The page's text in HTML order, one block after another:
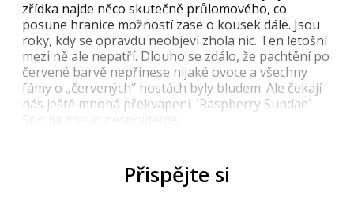
zřídka najde něco skutečně průlomového, co
posune hranice možností zase o kousek dále. Jsou
roky, kdy se opravdu neobjeví zhola nic. Ten letošní
mezi ně ale nepatří. Dlouho se zdálo, že pachtění po
červené barvě nepřinese nijaké ovoce a všechny
fámy o „červených“ hostách byly bludem. Ale čekají
nás ještě mnohá překvapení. ´Raspberry Sundae´
Spojila dosud nespojitelné
Přispějte si